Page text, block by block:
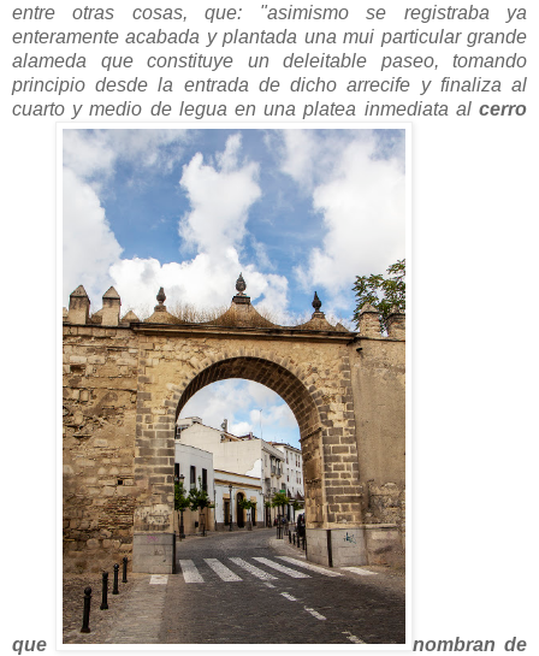
entre otras cosas, que: "asimismo se registraba ya
enteramente acabada y plantada una mui particular grande
alameda que constituye un deleitable paseo, tomando
principio desde la entrada de dicho arrecife y finaliza al
cuarto y medio de legua en una platea inmediata al cerro
que
nombran de